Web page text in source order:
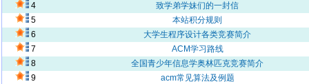
4
致学弟学妹们的一封信
5
本站积分规则
6
大学生程序设计各类竞赛简介
7
ACM学习路线
8
全国青少年信息学奥林匹克竞赛简介
9
acm常见算法及例题